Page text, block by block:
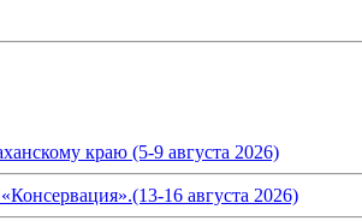
краю (5-9 августа 2026)
16 августа 2026)